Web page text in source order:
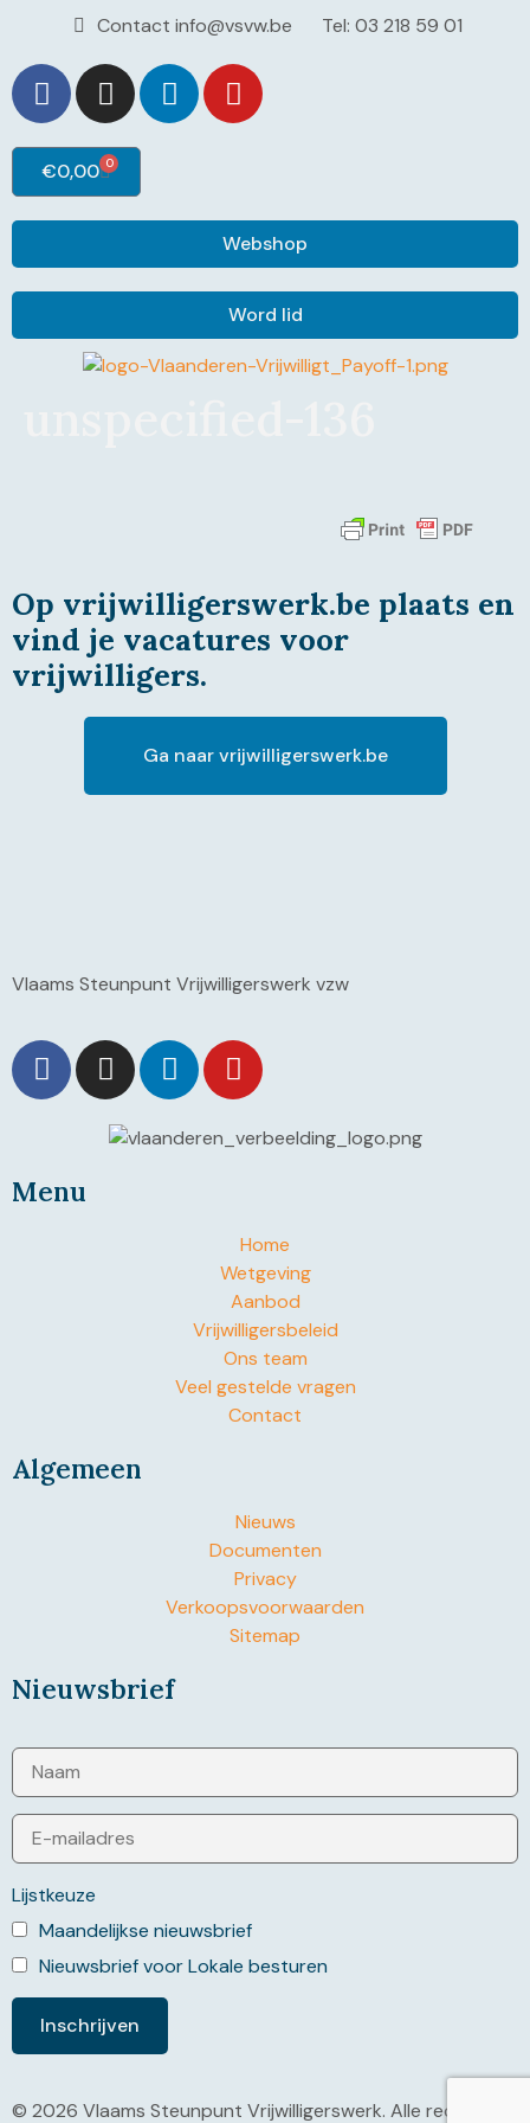
Contact info@vsvw.be Tel: 03 218 59 01
€0,00 0
Webshop
Word lid
Op vrijwilligerswerk.be plaats en
vind je vacatures voor
vrijwilligers.
Ga naar vrijwilligerswerk.be
Vlaams Steunpunt Vrijwilligerswerk vzw
Menu
Home
Wetgeving
Aanbod
Vrijwilligersbeleid
Ons team
Veel gestelde vragen
Contact
Algemeen
Nieuws
Documenten
Privacy
Verkoopsvoorwaarden
Sitemap
Nieuwsbrief
Lijstkeuze
Maandelijkse nieuwsbrief
Nieuwsbrief voor Lokale besturen
© 2026 Vlaams Steunpunt Vrijwilligerswerk. Alle rechten